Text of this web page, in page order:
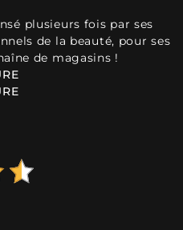
plusieurs fois par ses
de la beauté, pour ses
de magasins !